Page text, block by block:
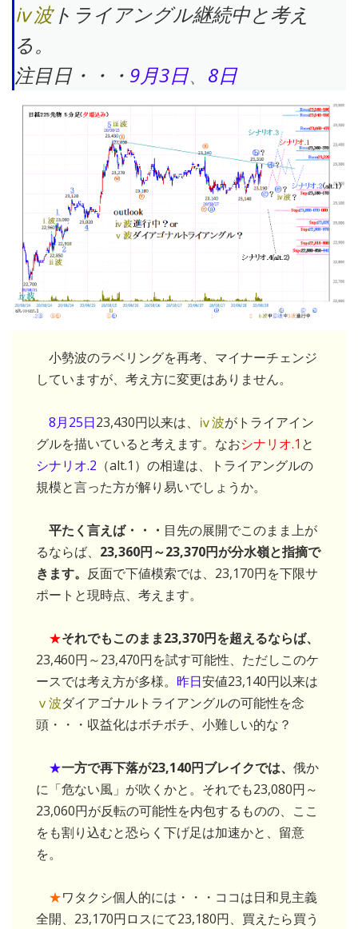
ⅳ波トライアングル継続中と考え
る。
注目日・・・ 9月3日、 8日
小勢波のラベリングを再考、マイナーチェンジ
していますが、考え方に変更はありません。
8月25日23,430円以来は、 ⅳ波がトライアイン
グルを描いていると考えます。なおシナリオ.1 と
シナリオ.2 （alt.1）の相違は、トライアングルの
規模と言った方が解り易いでしょうか。
平たく言えば・・・ 目先の展開でこのまま上が
るならば、 23,360円～23,370円が分水嶺と指摘で
きます。 反面で下値模索では、23,170円を下限サ
ポートと現時点、考えます。
★それでもこのまま23,370円を超えるならば、
23,460円～23,470円を試す可能性、ただしこのケ
ースでは考え方が多様。 昨日安値23,140円以来は
ⅴ波ダイアゴナルトライアングルの可能性を念
頭・・・収益化はボチボチ、小難しい的な？
★一方で再下落が23,140円ブレイクでは、 俄か
に「危ない風」が吹くかと。それでも23,080円～
23,060円が反転の可能性を内包するものの、ここ
をも割り込むと恐らく下げ足は加速かと、留意
を。
★ワタクシ個人的には・・・ココは日和見主義
全開、23,170円ロスにて23,180円、買えたら買う